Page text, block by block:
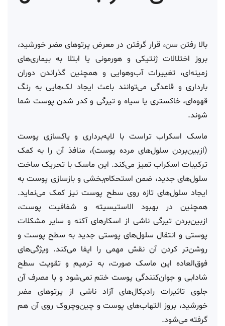
بالا رفتن سن، قرار گرفتن در معرض پرتوهای مضر خورشید،
بروز اختلالات ژنتیکی و هورمونی یا ابتلا به بیماری‌های
زمینه‌ای، تغییرات آب‌وهوایی و همچنین گذراندن دوران
بارداری و قاعدگی می‌توانند باعث ایجاد لک‌هایی به رنگ
قهوه‌ای، خاکستری یا سیاه و تیرگی و کدر شدن پوست شما
شوند.
ماسک اسکراب تراست با لایه‌برداری و پاکسازی پوست
(ازبین‌بردن سلول‌های مرده پوست)، منافذ آن را به کمک
ترکیبات اسکراب تمیز می‌کند. این ماسک با تحریک ساخت
سلول‌های جدید، ضمن استحکام‌بخشی و بازسازی پوست به
ایجاد سلول‌های تازه روی سطح پوست نیز کمک می‌نماید.
همچنین در بهبود الاستیسیته و شفافیت پوست،
ازبین‌بردن تیرگی ناشی از اسکارهای آکنه و سایر مشکلات
پوستی و انتقال سلول‌های پوستی جدید به سطح پوست و
روشن‌تر کردن آن نقش مهمی را ایفا می‌کند. ویژگی‌های
فوق‌العاده این ماسک صورت، به ترمیم و تقویت سطح
شادابی و جوان‌کنندگی پوست ختم نمی‌شود و با مصرف آن
جلوی تاثیرات رادیکال‌های آزاد ناشی از پرتوهای مضر
خورشید، بروز التهاب‌های پوست و چین‌وچروک روی آن هم
گرفته می‌شود.